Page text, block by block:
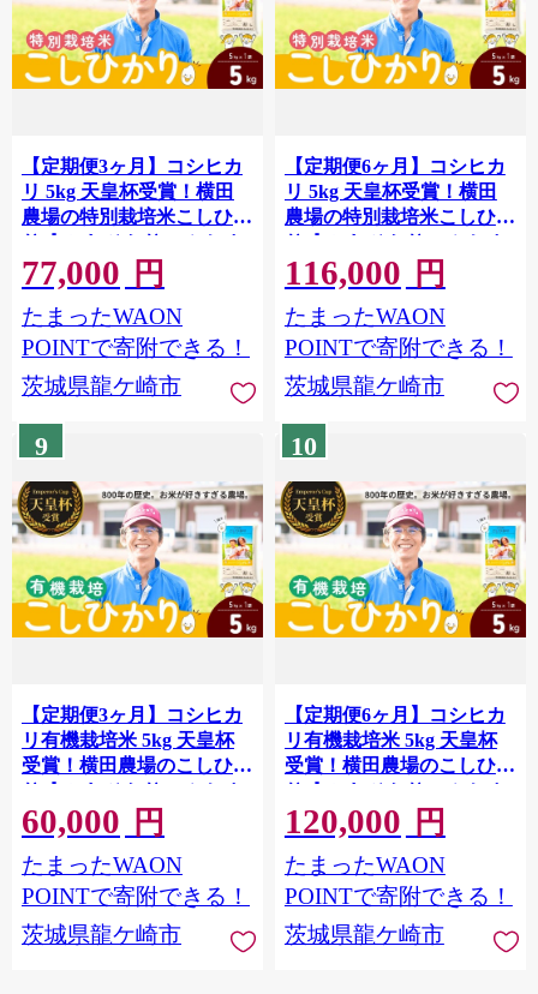
【定期便3ヶ月】コシヒカ
リ 5kg 天皇杯受賞！横田
農場の特別栽培米こしひか
り ❙ こしひかり コシヒカ
リ 厳選米 お米 米 こめ 白
米 精米 特別栽培米 冷めて
もおいしい 美味しい こだ
わり おにぎり 天皇杯 受賞
特別栽培 特別栽培認証 厳
送 精米 国産 おすすめ 甘み
城県 龍ケ崎市
77,000 円
たまったWAON
POINTで寄附できる！
茨城県龍ケ崎市
【定期便6ヶ月】コシヒカ
リ 5kg 天皇杯受賞！横田
農場の特別栽培米こしひか
り ❙ こしひかり コシヒカ
リ 厳選米 お米 米 こめ 白
米 精米 特別栽培米 冷めて
もおいしい 美味しい こだ
わり おにぎり 天皇杯 受賞
特別栽培 特別栽培認証 厳
送 精米 国産 おすすめ 甘み
城県 龍ケ崎市
116,000 円
たまったWAON
POINTで寄附できる！
茨城県龍ケ崎市
9
【定期便3ヶ月】コシヒカ
リ有機栽培米 5kg 天皇杯
受賞！横田農場のこしひか
り ❙ こしひかり コシヒカ
リ 厳選米 お米 米 こめ 白
米 精米 有機栽培米 冷めて
もおいしい 美味しい こだ
わり おにぎり 天皇杯 受賞
気 農家直送 産地直送 精米
60,000 円
たまったWAON
POINTで寄附できる！
茨城県龍ケ崎市
10
【定期便6ヶ月】コシヒカ
リ有機栽培米 5kg 天皇杯
受賞！横田農場のこしひか
り ❙ こしひかり コシヒカ
リ 厳選米 お米 米 こめ 白
米 精米 有機栽培米 冷めて
もおいしい 美味しい こだ
わり おにぎり 天皇杯 受賞
気 農家直送 産地直送 精米
120,000 円
たまったWAON
POINTで寄附できる！
茨城県龍ケ崎市